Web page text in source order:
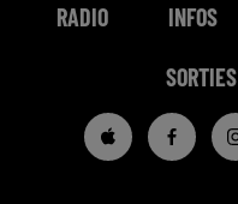
RADIO INFOS
SORTIES